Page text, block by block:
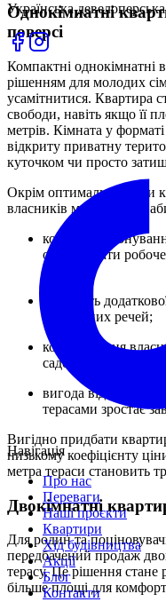
Однокімнатні
поверсі
Компактні однокімнатні
рішенням для молодих
усамітнитися. Квартира
свободи, навіть якщо її
метрів. Кімната у
відкриту приватну
куточком чи просто
Окрім оптимальної ціни
власників можуть
комфортне
організувати
дозвілля;
наявність
необхідних речей;
користування
садок;
вигода від
терасами зростає
Вигідно придбати
низькому коефіцієнту
метра тераси становить
Двокімнатні
Для родин та
передбачений продаж
терасу. Це рішення стане
більше площі для
Українська
Навігація
Про нас
Переваги
Наші проєкти
Квартири
Хід будівництва
Акції
Блог
Контакти